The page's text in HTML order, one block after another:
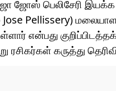
ஜோஸ் பெலிசேரி
Pellissery)
என்பது
ரசிகர்கள் கருத்து